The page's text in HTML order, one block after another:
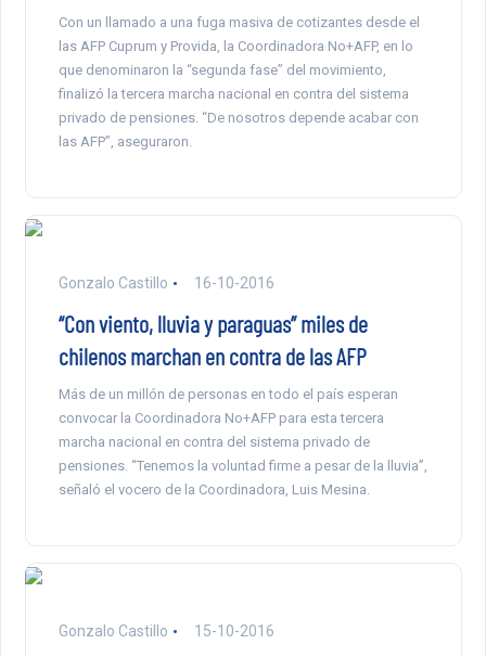
Con un llamado a una fuga masiva de cotizantes desde el
las AFP Cuprum y Provida, la Coordinadora No+AFP, en lo
que denominaron la “segunda fase” del movimiento,
finalizó la tercera marcha nacional en contra del sistema
privado de pensiones. “De nosotros depende acabar con
las AFP”, aseguraron.
Gonzalo Castillo 16-10-2016
“Con viento, lluvia y paraguas” miles de
chilenos marchan en contra de las AFP
Más de un millón de personas en todo el país esperan
convocar la Coordinadora No+AFP para esta tercera
marcha nacional en contra del sistema privado de
pensiones. “Tenemos la voluntad firme a pesar de la lluvia”,
señaló el vocero de la Coordinadora, Luis Mesina.
Gonzalo Castillo 15-10-2016